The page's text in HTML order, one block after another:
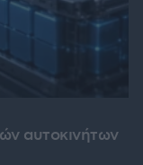
αυτοκινήτων